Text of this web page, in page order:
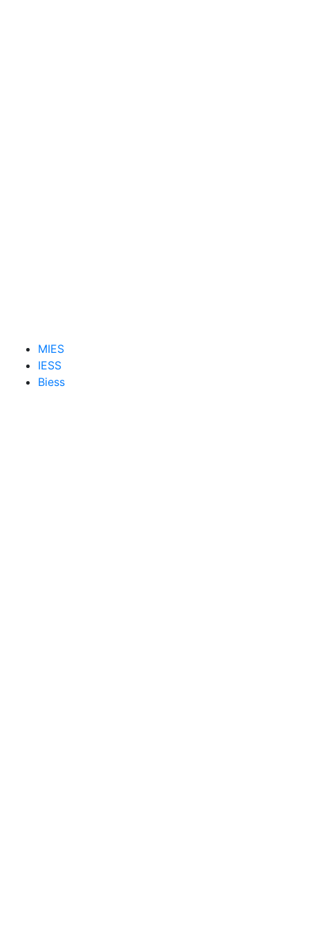
MIES
IESS
Biess